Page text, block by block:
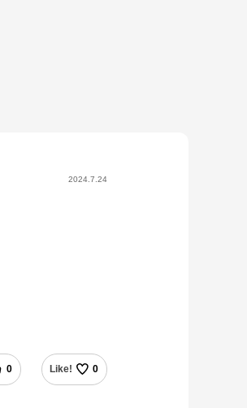
2024.7.24
0 Like! 0